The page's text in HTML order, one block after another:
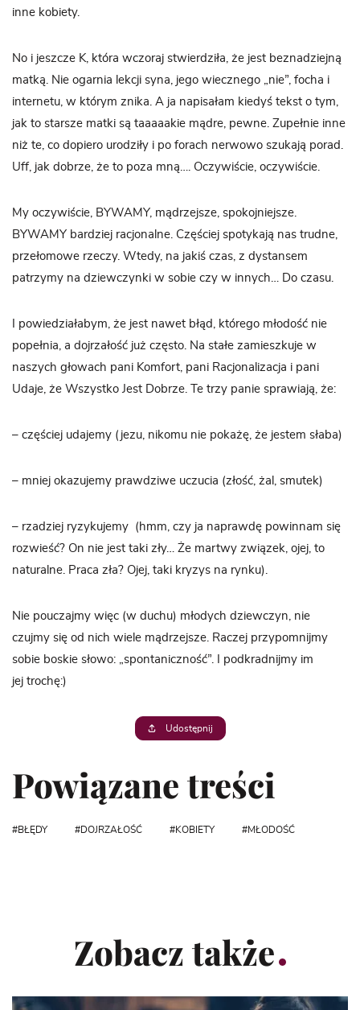
inne kobiety.
No i jeszcze K, która wczoraj stwierdziła, że jest beznadziejną
matką. Nie ogarnia lekcji syna, jego wiecznego „nie”, focha i
internetu, w którym znika. A ja napisałam kiedyś tekst o tym,
jak to starsze matki są taaaaakie mądre, pewne. Zupełnie inne
niż te, co dopiero urodziły i po forach nerwowo szukają porad.
Uff, jak dobrze, że to poza mną…. Oczywiście, oczywiście.
My oczywiście, BYWAMY, mądrzejsze, spokojniejsze.
BYWAMY bardziej racjonalne. Częściej spotykają nas trudne,
przełomowe rzeczy. Wtedy, na jakiś czas, z dystansem
patrzymy na dziewczynki w sobie czy w innych… Do czasu.
I powiedziałabym, że jest nawet błąd, którego młodość nie
popełnia, a dojrzałość już często. Na stałe zamieszkuje w
naszych głowach pani Komfort, pani Racjonalizacja i pani
Udaje, że Wszystko Jest Dobrze. Te trzy panie sprawiają, że:
– częściej udajemy (jezu, nikomu nie pokażę, że jestem słaba)
– mniej okazujemy prawdziwe uczucia (złość, żal, smutek)
– rzadziej ryzykujemy (hmm, czy ja naprawdę powinnam się
rozwieść? On nie jest taki zły… Że martwy związek, ojej, to
naturalne. Praca zła? Ojej, taki kryzys na rynku).
Nie pouczajmy więc (w duchu) młodych dziewczyn, nie
czujmy się od nich wiele mądrzejsze. Raczej przypomnijmy
sobie boskie słowo: „spontaniczność”. I podkradnijmy im
jej trochę:)
Udostępnij
Powiązane treści
BŁĘDY DOJRZAŁOŚĆ KOBIETY MŁODOŚĆ
Zobacz także